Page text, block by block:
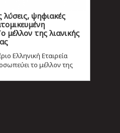
ψηφιακές
μέλλον της λιανικής
Ελληνική Εταιρεία
το μέλλον της